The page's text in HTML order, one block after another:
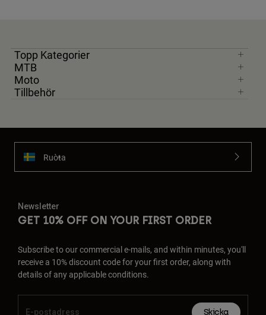
Topp Kategorier
MTB
Moto
Tillbehör
Ruoŧŧa
Newsletter
GET 10% OFF ON YOUR FIRST ORDER
Subscribe to our commercial e-mails, and within minutes, you'll
receive a 10% discount code for your first order, along with
details of any applicable conditions.
Skicka